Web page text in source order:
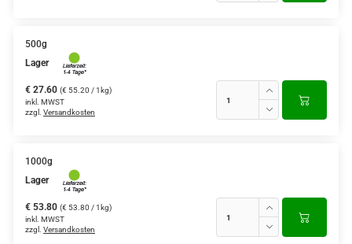
500g
Lager
€ 27.60 (€ 55.20 / 1kg)
inkl. MWST
zzgl. Versandkosten
1000g
Lager
€ 53.80 (€ 53.80 / 1kg)
inkl. MWST
zzgl. Versandkosten